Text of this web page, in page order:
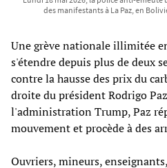
des manifestants à La Paz, en
Une grève nationale illimitée
s'étendre depuis plus de deux
contre la hausse des prix du
droite du président Rodrigo
l'administration Trump, Paz
mouvement et procède à des
Ouvriers, mineurs,